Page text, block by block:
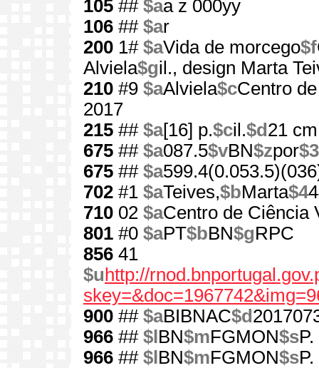
105 ## $aa z 000yy
106 ## $ar
200 1# $aVida de morcego$f
Alviela$gil., design Marta
210 #9 $aAlviela$cCentro
2017
215 ## $a[16] p.$cil.$d 21 cm
675 ## $a087.5$vBN$zpor$3
675 ## $a
702 #1 $aTeives,$bMarta$4
710 02 $aCentro de Ciência
801 #0 $aPT$bBN$gRPC
856 41
$u http://
900 ## $aBIBNAC$d
966 ## $l BN$mFGMON$s
966 ## $l BN$mFGMON$s